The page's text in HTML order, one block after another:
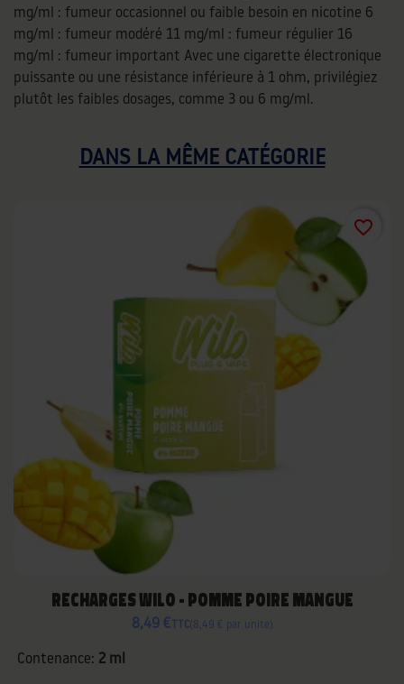
mg/ml : fumeur occasionnel ou faible besoin en nicotine 6
mg/ml : fumeur modéré 11 mg/ml : fumeur régulier 16
mg/ml : fumeur important Avec une cigarette électronique
puissante ou une résistance inférieure à 1 ohm, privilégiez
plutôt les faibles dosages, comme 3 ou 6 mg/ml.
DANS LA MÊME CATÉGORIE
RECHARGES WILO - POMME POIRE MANGUE
8,49 € TTC 8,49 € par unité
Contenance: 2 ml
favorite_border